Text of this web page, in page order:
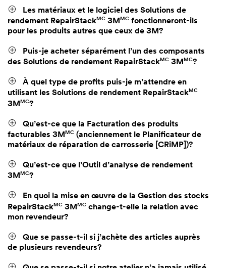
Les matériaux et le logiciel des Solutions de
rendement RepairStackMC 3M MC fonctionneront-ils
pour les produits autres que ceux de 3M?
Puis-je acheter séparément l’un des composants
des Solutions de rendement RepairStackMC 3M MC?
À quel type de profits puis-je m’attendre en
utilisant les Solutions de rendement RepairStackMC
3M MC?
Qu’est-ce que la Facturation des produits
facturables 3M MC (anciennement le Planificateur de
matériaux de réparation de carrosserie [CRiMP])?
Qu’est-ce que l’Outil d’analyse de rendement
3M MC?
En quoi la mise en œuvre de la Gestion des stocks
RepairStackMC 3M MC change-t-elle la relation avec
mon revendeur?
Que se passe-t-il si j’achète des articles auprès
de plusieurs revendeurs?